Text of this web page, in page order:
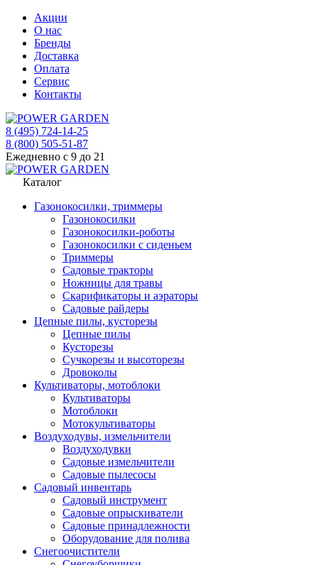
Акции
О нас
Бренды
Доставка
Оплата
Сервис
Контакты
8 (495) 724-14-25
8 (800) 505-51-87
Ежедневно с 9 до 21
Каталог
Газонокосилки, триммеры
Газонокосилки
Газонокосилки-роботы
Газонокосилки с сиденьем
Триммеры
Садовые тракторы
Ножницы для травы
Скарификаторы и аэраторы
Садовые райдеры
Цепные пилы, кусторезы
Цепные пилы
Кусторезы
Сучкорезы и высоторезы
Дровоколы
Культиваторы, мотоблоки
Культиваторы
Мотоблоки
Мотокультиваторы
Воздуходувы, измельчители
Воздуходувки
Садовые измельчители
Садовые пылесосы
Садовый инвентарь
Садовый инструмент
Садовые опрыскиватели
Садовые принадлежности
Оборудование для полива
Снегоочистители